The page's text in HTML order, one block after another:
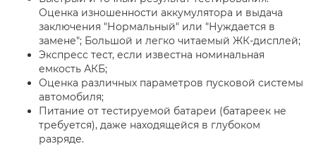
Оценка изношенности аккумулятора и выдача
заключения "Нормальный" или "Нуждается в
замене"; Большой и легко читаемый ЖК-дисплей;
Экспресс тест, если известна номинальная
емкость АКБ;
Оценка различных параметров пусковой системы
автомобиля;
Питание от тестируемой батареи (батареек не
требуется), даже находящейся в глубоком
разряде.